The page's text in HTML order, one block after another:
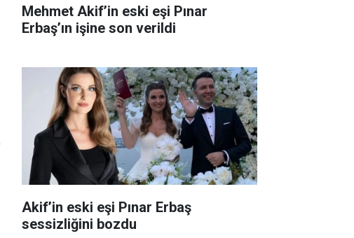
Mehmet Akif’in eski eşi Pınar
Erbaş’ın işine son verildi
Akif’in eski eşi Pınar Erbaş
sessizliğini bozdu